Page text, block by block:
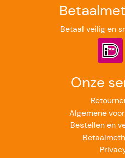
Betaal veilig en
Onze
Algemene
Bestellen en